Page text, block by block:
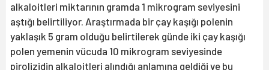
alkaloitleri miktarının gramda 1 mikrogram seviyesini
aştığı belirtiliyor. Araştırmada bir çay kaşığı polenin
yaklaşık 5 gram olduğu belirtilerek günde iki çay kaşığı
polen yemenin vücuda 10 mikrogram seviyesinde
pirolizidin alkaloitleri alındığı anlamına geldiği ve bu